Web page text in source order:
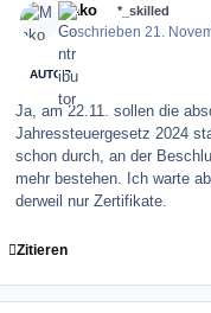
Mako *_skilled
Geschrieben21.
AUTOR
Ja, am 22.11. sollen die
Jahressteuergesetz 2024
schon durch, an der
mehr bestehen. Ich warte
derweil nur Zertifikate.
Zitieren